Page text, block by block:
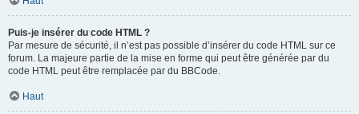
Puis-je insérer du code HTML ?
Par mesure de sécurité, il n’est pas possible d’insérer du code HTML sur ce
forum. La majeure partie de la mise en forme qui peut être générée par du
code HTML peut être remplacée par du BBCode.
Haut